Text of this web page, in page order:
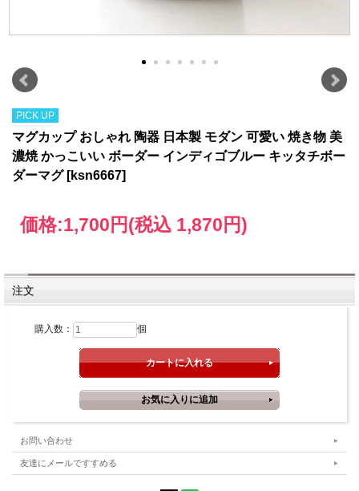
PICK UP
マグカップ おしゃれ 陶器 日本製 モダン 可愛い 焼き物 美
濃焼 かっこいい ボーダー インディゴブルー キッタチボー
ダーマグ [ksn6667]
価格:1,700円(税込 1,870円)
注文
購入数： 個
お問い合わせ
友達にメールですすめる